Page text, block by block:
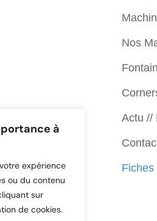
à
expérience
ou du contenu
sur
de cookies.
Nos
Actu //
Fiches